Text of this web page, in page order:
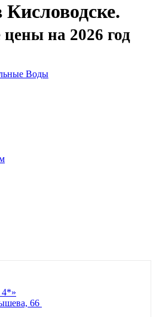
на 2026 год
Воды
66